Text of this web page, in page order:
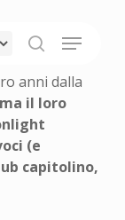
Menu
anni dalla
il loro
(e
capitolino,